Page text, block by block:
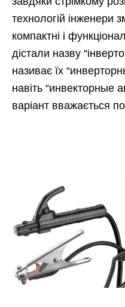
технологій інженери
компактні і
дістали назву
називає їх
навіть “инвекторные
варіант вважається